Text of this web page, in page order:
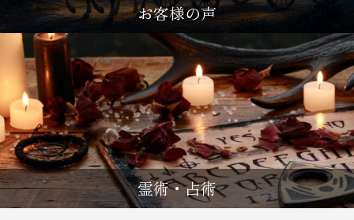
お客様の声
霊術・占術